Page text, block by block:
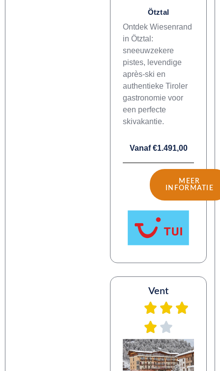
Ötztal
Ontdek Wiesenrand
in Ötztal:
sneeuwzekere
pistes, levendige
après-ski en
authentieke Tiroler
gastronomie voor
een perfecte
skivakantie.
Vanaf €1.491,00
MEER
INFORMATIE
Vent